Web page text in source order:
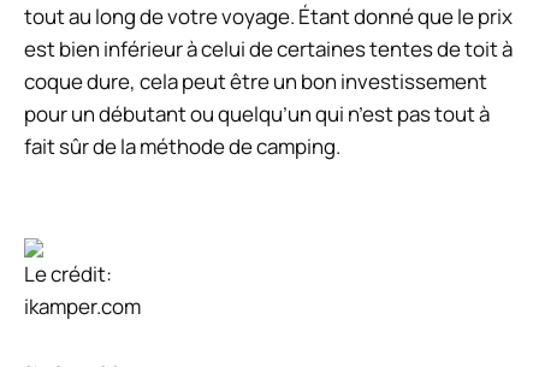
tout au long de votre voyage. Étant donné que le prix
est bien inférieur à celui de certaines tentes de toit à
coque dure, cela peut être un bon investissement
pour un débutant ou quelqu’un qui n’est pas tout à
fait sûr de la méthode de camping.
Le crédit:
ikamper.com